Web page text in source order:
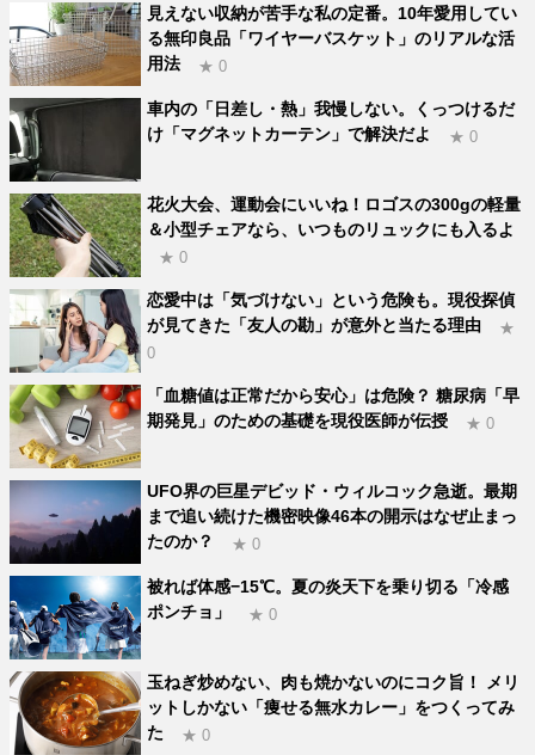
見えない収納が苦手な私の定番。10年愛用してい
る無印良品「ワイヤーバスケット」のリアルな活
用法
★ 0
車内の「日差し・熱」我慢しない。くっつけるだ
け「マグネットカーテン」で解決だよ
★ 0
花火大会、運動会にいいね！ロゴスの300gの軽量
＆小型チェアなら、いつものリュックにも入るよ
★ 0
恋愛中は「気づけない」という危険も。現役探偵
が見てきた「友人の勘」が意外と当たる理由
★
0
「血糖値は正常だから安心」は危険？ 糖尿病「早
期発見」のための基礎を現役医師が伝授
★ 0
UFO界の巨星デビッド・ウィルコック急逝。最期
まで追い続けた機密映像46本の開示はなぜ止まっ
たのか？
★ 0
被れば体感−15℃。夏の炎天下を乗り切る「冷感
ポンチョ」
★ 0
玉ねぎ炒めない、肉も焼かないのにコク旨！ メリ
ットしかない「痩せる無水カレー」をつくってみ
た
★ 0